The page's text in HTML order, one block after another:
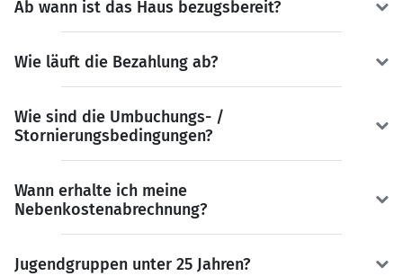
Ab wann ist das Haus bezugsbereit?
Wie läuft die Bezahlung ab?
Wie sind die Umbuchungs- /
Stornierungsbedingungen?
Wann erhalte ich meine
Nebenkostenabrechnung?
Jugendgruppen unter 25 Jahren?